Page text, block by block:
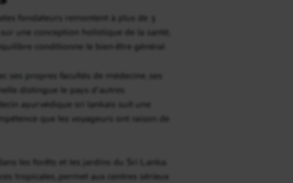
fondateurs remontent à plus de 3
une conception holistique de la santé,
conditionne le bien-être général.
propres facultés de médecine, ses
distingue le pays d’autres
ayurvédique sri lankais suit une
que les voyageurs ont raison de
les forêts et les jardins du Sri Lanka.
tropicales, permet aux centres sérieux